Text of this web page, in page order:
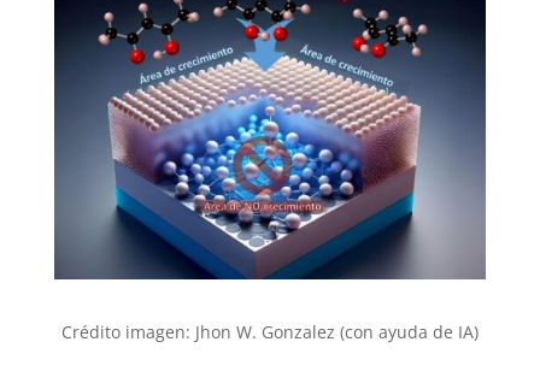
Crédito imagen: Jhon W. Gonzalez (con ayuda de IA)